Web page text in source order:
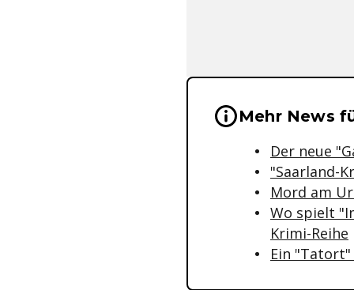
Wichtige
Mehr News
Der neue
"Saarland-
Mord am
Wo spielt
Krimi-Reihe
Ein